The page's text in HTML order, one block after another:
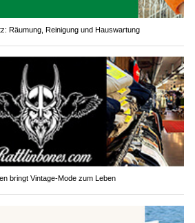
Räumung, Reinigung und Hauswartung
bringt Vintage-Mode zum Leben